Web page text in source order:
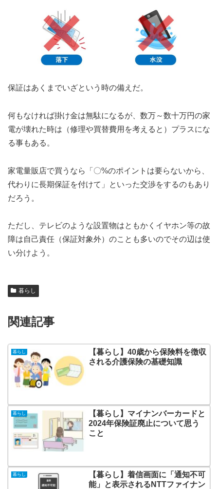
保証はあくまでいざという時の備えだ。
何もなければ掛け金は無駄になるが、数万～数十万円の家
電が壊れた時は（修理や買替費用を考えると）プラスにな
る事もある。
家電量販店で買うなら「〇%のポイントは要らないから、
代わりに長期保証を付けて」といった交渉をするのもあり
だろう。
ただし、テレビのような設置物はともかくイヤホン等の故
障は自己責任（保証対象外）のことも多いのでその辺は使
い分けよう。
暮らし
関連記事
暮らし
【暮らし】40歳から保険料を徴収
される介護保険の基礎知識
暮らし
【暮らし】マイナンバーカードと
2024年保険証廃止について思う
こと
暮らし
【暮らし】着信画面に「通知不可
能」と表示されるNTTファイナン